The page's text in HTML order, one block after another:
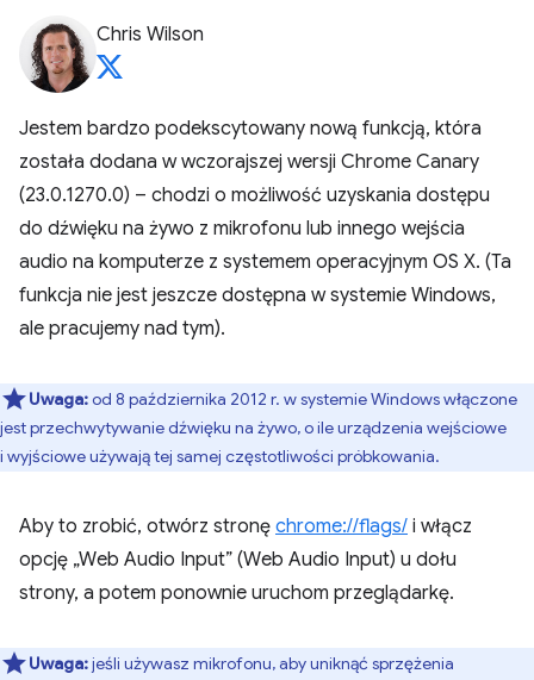
Chris Wilson
Jestem bardzo podekscytowany nową funkcją, która
została dodana w wczorajszej wersji Chrome Canary
(23.0.1270.0) – chodzi o możliwość uzyskania dostępu
do dźwięku na żywo z mikrofonu lub innego wejścia
audio na komputerze z systemem operacyjnym OS X. (Ta
funkcja nie jest jeszcze dostępna w systemie Windows,
ale pracujemy nad tym).
Uwaga:od 8 października 2012 r. w systemie Windows włączone
jest przechwytywanie dźwięku na żywo, o ile urządzenia wejściowe
i wyjściowe używają tej samej częstotliwości próbkowania.
Aby to zrobić, otwórz stronę chrome://flags/ i włącz
opcję „Web Audio Input” (Web Audio Input) u dołu
strony, a potem ponownie uruchom przeglądarkę.
Uwaga:jeśli używasz mikrofonu, aby uniknąć sprzężenia